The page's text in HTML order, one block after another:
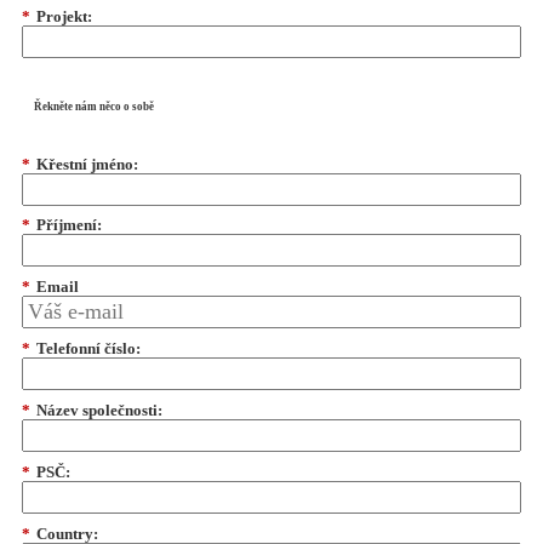
* Projekt:
Řekněte nám něco o sobě
* Křestní jméno:
* Příjmení:
* Email
* Telefonní číslo:
* Název společnosti:
* PSČ:
* Country: